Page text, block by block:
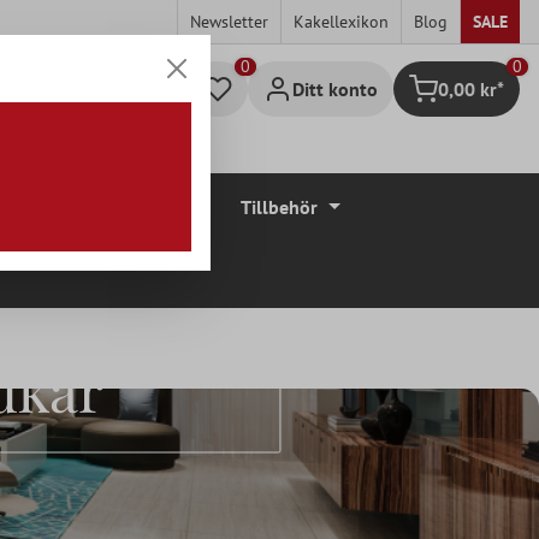
Newsletter Kakellexikon Blog SALE
Ditt konto Kundvagn
0
0,00 kr*
Tillbehör